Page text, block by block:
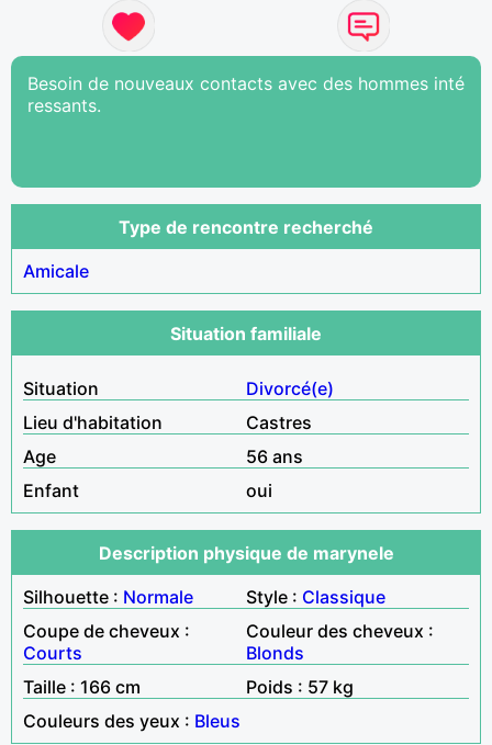
Besoin de nouveaux contacts avec des hommes inté
ressants.
Type de rencontre recherché
Amicale
Situation familiale
Situation
Divorcé(e)
Lieu d'habitation
Castres
Age
56 ans
Enfant
oui
Description physique de marynele
Silhouette : Normale Style : Classique
Coupe de cheveux :
Courts
Couleur des cheveux :
Blonds
Taille : 166 cm
Poids : 57 kg
Couleurs des yeux : Bleus